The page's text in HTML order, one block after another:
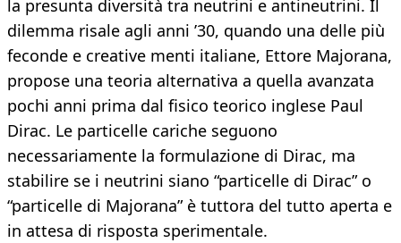
la presunta diversità tra neutrini e antineutrini. Il
dilemma risale agli anni ’30, quando una delle più
feconde e creative menti italiane, Ettore Majorana,
propose una teoria alternativa a quella avanzata
pochi anni prima dal fisico teorico inglese Paul
Dirac. Le particelle cariche seguono
necessariamente la formulazione di Dirac, ma
stabilire se i neutrini siano “particelle di Dirac” o
“particelle di Majorana” è tuttora del tutto aperta e
in attesa di risposta sperimentale.